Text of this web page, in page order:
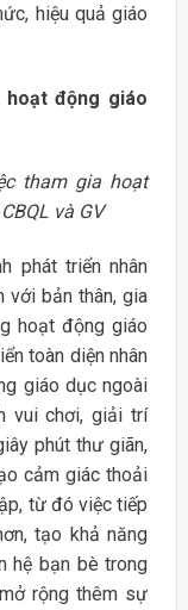
hiệu quả giáo
hoạt động giáo
tham gia hoạt
và GV
phát triển nhân
với bản thân, gia
hoạt động giáo
toàn diện nhân
giáo dục ngoài
vui chơi, giải trí
phút thư giãn,
cảm giác thoải
từ đó việc tiếp
tạo khả năng
hệ bạn bè trong
rộng thêm sự